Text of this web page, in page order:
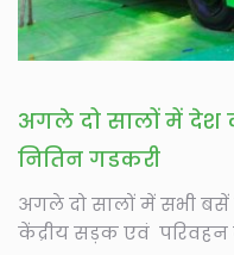
अगले दो सालों में देश
नितिन गडकरी
अगले दो सालों में सभी बसें
केंद्रीय सड़क एवं परिवहन